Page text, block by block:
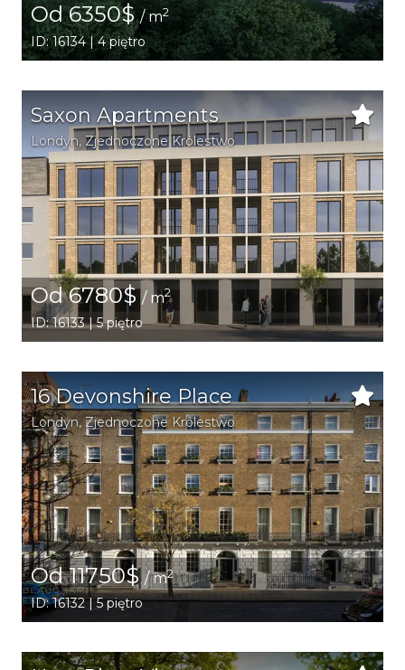
Od 6350$/ m2
ID: 16134 | 4 piętro
Saxon Apartments
Londyn, Zjednoczone Królestwo
Od 6780$/ m2
ID: 16133 | 5 piętro
16 Devonshire Place
Londyn, Zjednoczone Królestwo
Od 11750$/ m2
ID: 16132 | 5 piętro